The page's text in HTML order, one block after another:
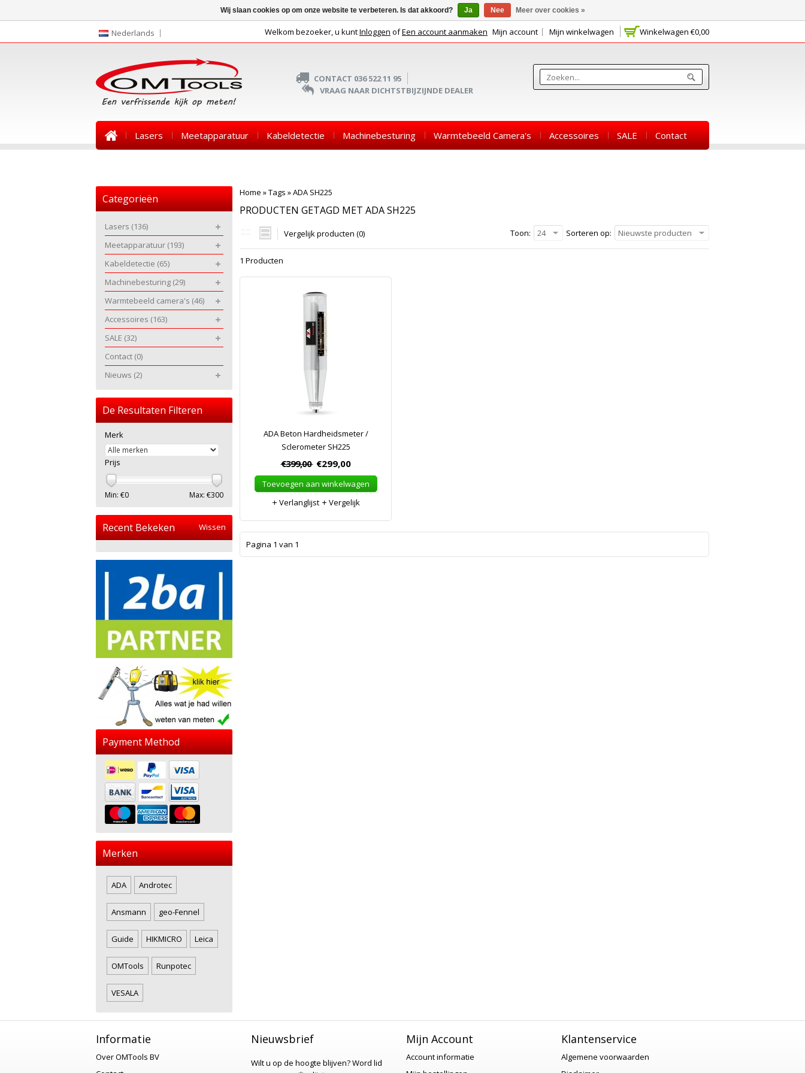
Nederlands Winkelwagen €0,00
Welkom bezoeker, u kuntInloggen ofEen account aanmaken Mijn account Mijn winkelwagen
CONTACT 036 522 11 95
VRAAG NAAR DICHTSTBIJZIJNDE DEALER
Lasers Meetapparatuur Kabeldetectie Machinebesturing Warmtebeeld Camera's Accessoires SALE Contact
Home »Tags »ADA SH225
PRODUCTEN GETAGD MET ADA SH225
Vergelijk producten (0) Sorteren op: Nieuwste producten
Toon: 24
1 Producten
ADA Beton Hardheidsmeter /
Sclerometer SH225
€399,00 €299,00
Toevoegen aan winkelwagen
Verlanglijst
Vergelijk
Pagina 1 van 1
Categorieën
Lasers (136)
Meetapparatuur (193)
Kabeldetectie (65)
Machinebesturing (29)
Warmtebeeld camera's (46)
Accessoires (163)
SALE (32)
Contact (0)
Nieuws (2)
De Resultaten Filteren
Merk
Prijs
Min: €0 Max: €300
Recent Bekeken Wissen
Payment Method
Merken
ADA Androtec
Ansmann geo-Fennel
Guide HIKMICRO Leica
OMTools Runpotec
VESALA
Informatie
Over OMTools BV
Nieuwsbrief
Wilt u op de hoogte blijven?Word lid
Mijn Account
Account informatie
Klantenservice
Algemene voorwaarden
Wij slaan cookies op om onze website te verbeteren. Is dat akkoord? Ja Nee Meer over cookies »